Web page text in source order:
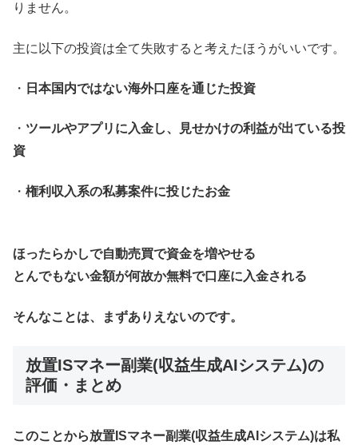
りません。
主に以下の投資は全て失敗すると考えたほうがいいです。
・ 日本国内ではない海外口座を通じた投資
・ ツールやアプリに入金し、見せかけの利益が出ている投
資
・ 権利収入系の私募案件に投じたお金
ほったらかしで自動売買で資金を増やせる
とんでもない金額が何故か無料で口座に入金される
そんなことは、まずありえないのです。
放置ISマネー副業(収益生成AIシステム)の
評価・まとめ
このことから放置ISマネー副業(収益生成AIシステム)は私